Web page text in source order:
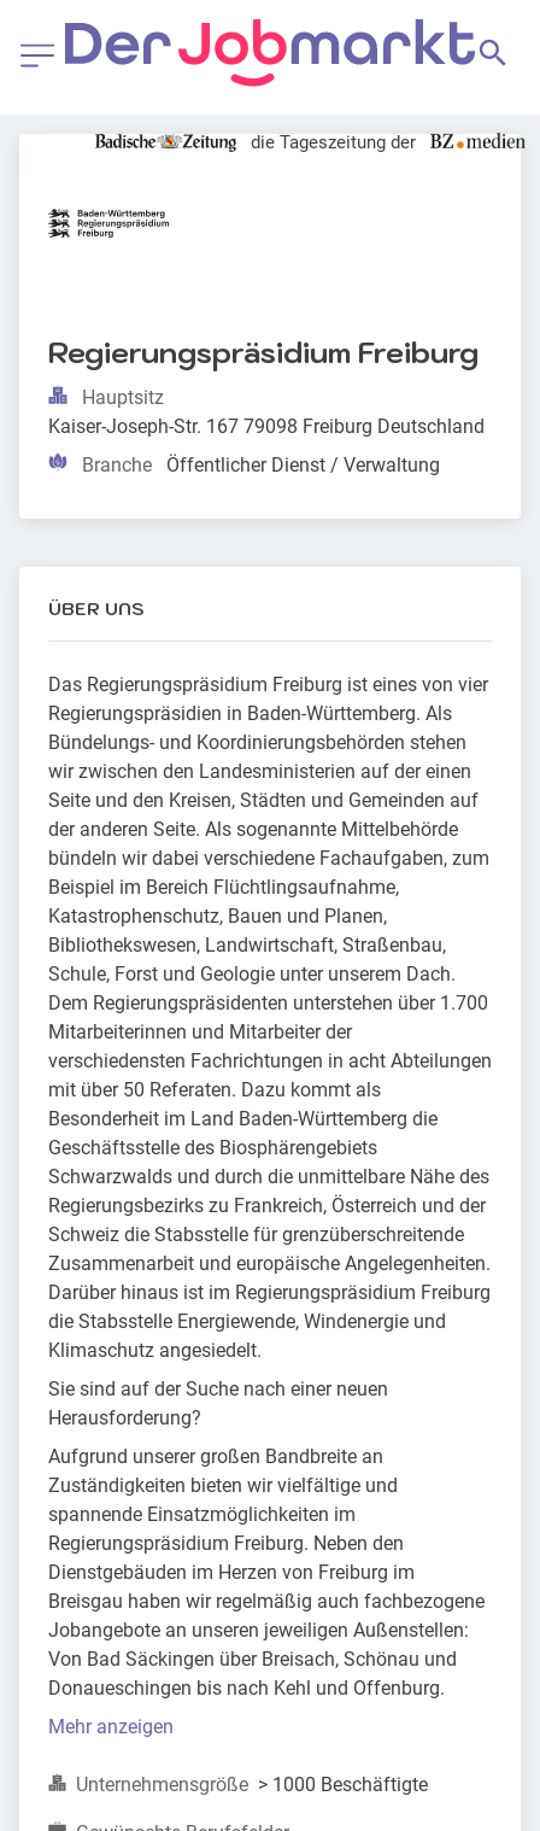
die Tageszeitung der
Regierungspräsidium Freiburg
Hauptsitz
Kaiser-Joseph-Str. 167 79098 Freiburg Deutschland
Branche
Öffentlicher Dienst / Verwaltung
ÜBER UNS
Das Regierungspräsidium Freiburg ist eines von vier
Regierungspräsidien in Baden-Württemberg. Als
Bündelungs- und Koordinierungsbehörden stehen
wir zwischen den Landesministerien auf der einen
Seite und den Kreisen, Städten und Gemeinden auf
der anderen Seite. Als sogenannte Mittelbehörde
bündeln wir dabei verschiedene Fachaufgaben, zum
Beispiel im Bereich Flüchtlingsaufnahme,
Katastrophenschutz, Bauen und Planen,
Bibliothekswesen, Landwirtschaft, Straßenbau,
Schule, Forst und Geologie unter unserem Dach.
Dem Regierungspräsidenten unterstehen über 1.700
Mitarbeiterinnen und Mitarbeiter der
verschiedensten Fachrichtungen in acht Abteilungen
mit über 50 Referaten. Dazu kommt als
Besonderheit im Land Baden-Württemberg die
Geschäftsstelle des Biosphärengebiets
Schwarzwalds und durch die unmittelbare Nähe des
Regierungsbezirks zu Frankreich, Österreich und der
Schweiz die Stabsstelle für grenzüberschreitende
Zusammenarbeit und europäische Angelegenheiten.
Darüber hinaus ist im Regierungspräsidium Freiburg
die Stabsstelle Energiewende, Windenergie und
Klimaschutz angesiedelt.
Sie sind auf der Suche nach einer neuen
Herausforderung?
Aufgrund unserer großen Bandbreite an
Zuständigkeiten bieten wir vielfältige und
spannende Einsatzmöglichkeiten im
Regierungspräsidium Freiburg. Neben den
Dienstgebäuden im Herzen von Freiburg im
Breisgau haben wir regelmäßig auch fachbezogene
Jobangebote an unseren jeweiligen Außenstellen:
Von Bad Säckingen über Breisach, Schönau und
Donaueschingen bis nach Kehl und Offenburg.
Mehr anzeigen
Unternehmensgröße > 1000 Beschäftigte